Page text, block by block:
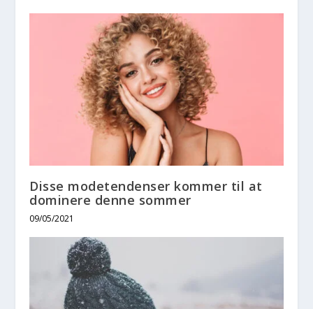
Disse modetendenser kommer til at
dominere denne sommer
09/05/2021